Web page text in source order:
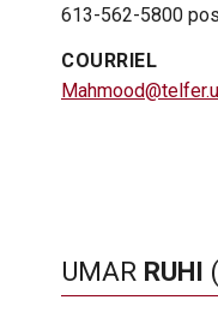
613-562-5800
COURRIEL
UMAR RUHI